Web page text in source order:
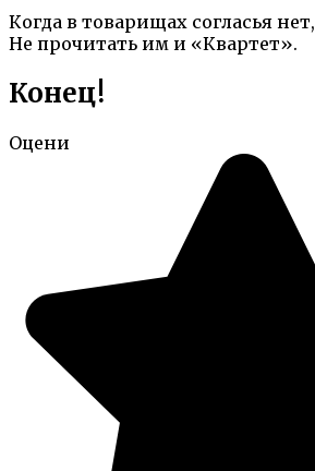
Когда в товарищах согласья нет,
Не прочитать им и «Квартет».
Конец!
Оцени